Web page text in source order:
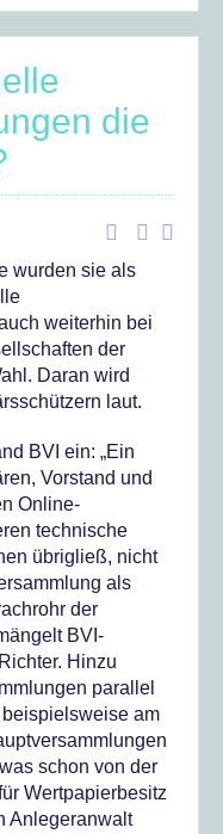
die
wurden sie als
weiterhin bei
der
Daran wird
laut.
BVI ein: „Ein
Vorstand und
Online-
technische
übrigließ, nicht
als
der
BVI-
Hinzu
parallel
am
schon von der
Wertpapierbesitz
Anlegeranwalt